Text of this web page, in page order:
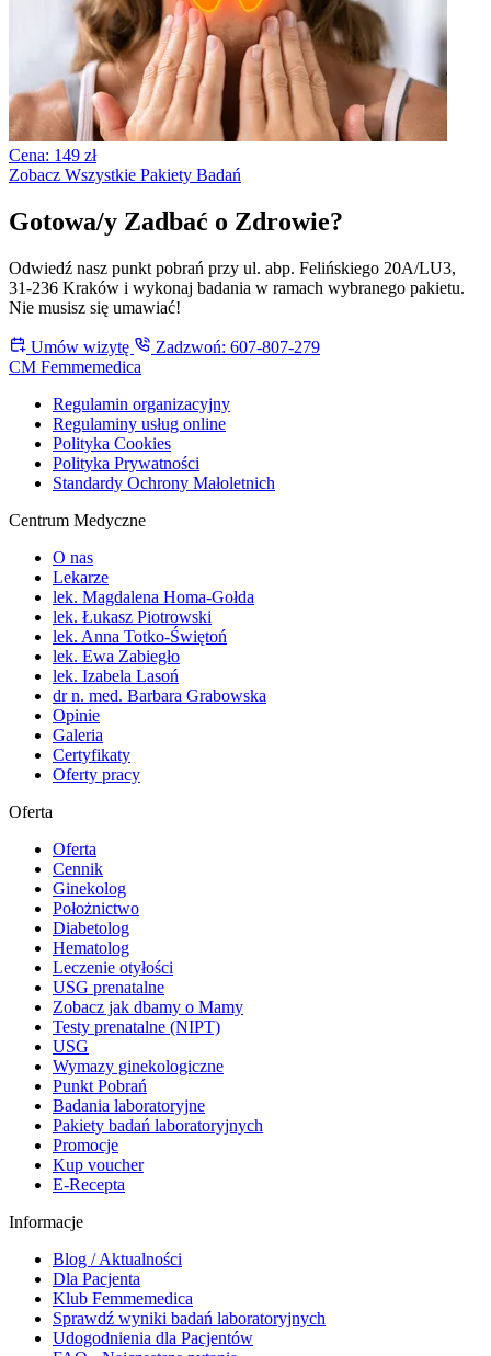
Cena: 149 zł
Zobacz Wszystkie Pakiety Badań
Gotowa/y Zadbać o Zdrowie?
Odwiedź nasz punkt pobrań przy ul. abp. Felińskiego 20A/LU3,
31-236 Kraków i wykonaj badania w ramach wybranego pakietu.
Nie musisz się umawiać!
Umów wizytę
Zadzwoń: 607-807-279
CM Femmemedica
Regulamin organizacyjny
Regulaminy usług online
Polityka Cookies
Polityka Prywatności
Standardy Ochrony Małoletnich
Centrum Medyczne
O nas
Lekarze
lek. Magdalena Homa-Gołda
lek. Łukasz Piotrowski
lek. Anna Totko-Świętoń
lek. Ewa Zabiegło
lek. Izabela Lasoń
dr n. med. Barbara Grabowska
Opinie
Galeria
Certyfikaty
Oferty pracy
Oferta
Oferta
Cennik
Ginekolog
Położnictwo
Diabetolog
Hematolog
Leczenie otyłości
USG prenatalne
Zobacz jak dbamy o Mamy
Testy prenatalne (NIPT)
USG
Wymazy ginekologiczne
Punkt Pobrań
Badania laboratoryjne
Pakiety badań laboratoryjnych
Promocje
Kup voucher
E-Recepta
Informacje
Blog / Aktualności
Dla Pacjenta
Klub Femmemedica
Sprawdź wyniki badań laboratoryjnych
Udogodnienia dla Pacjentów